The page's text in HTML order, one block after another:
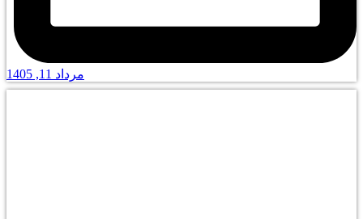
مرداد 11, 1405